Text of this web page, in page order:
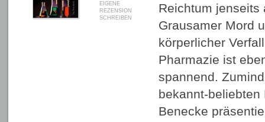
EIGENE
REZENSION
SCHREIBEN
Reichtum jenseits
Grausamer Mord
körperlicher
Pharmazie ist
spannend.
bekannt-beliebten
Benecke